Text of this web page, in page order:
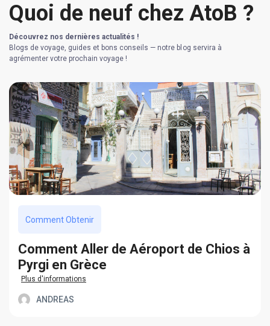
Quoi de neuf chez AtoB ?
Découvrez nos dernières actualités !
Blogs de voyage, guides et bons conseils — notre blog servira à
agrémenter votre prochain voyage !
Comment Obtenir
Сomment Aller de Aéroport de Chios à
Pyrgi en Grèce
Plus d'informations
ANDREAS